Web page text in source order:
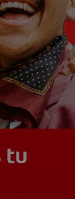
tu